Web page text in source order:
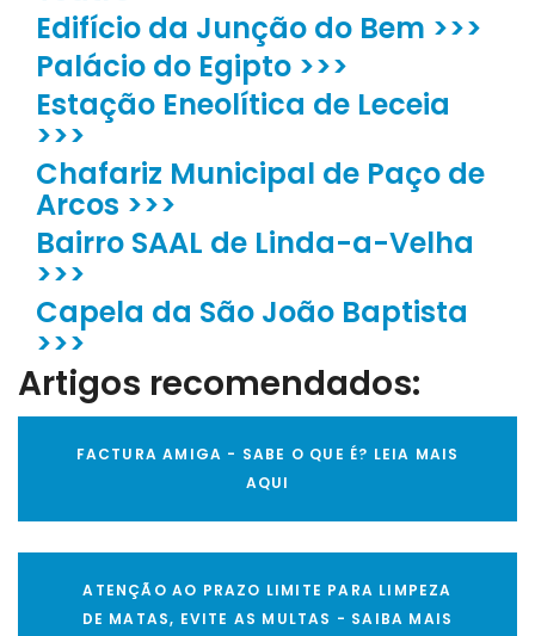
Edifício da Junção do Bem >>>
Palácio do Egipto >>>
Estação Eneolítica de Leceia
>>>
Chafariz Municipal de Paço de
Arcos >>>
Bairro SAAL de Linda-a-Velha
>>>
Capela da São João Baptista
>>>
Artigos recomendados:
FACTURA AMIGA - SABE O QUE É? LEIA MAIS
AQUI
ATENÇÃO AO PRAZO LIMITE PARA LIMPEZA
DE MATAS, EVITE AS MULTAS - SAIBA MAIS